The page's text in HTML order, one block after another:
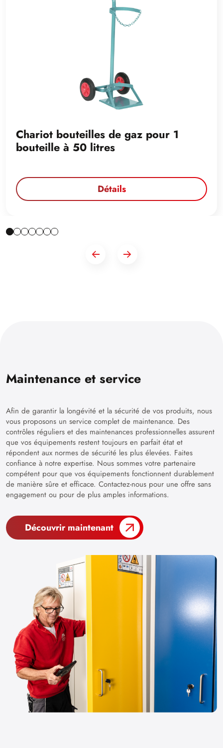
Chariot bouteilles de gaz pour 1
bouteille à 50 litres
Détails
Maintenance et service
Afin de garantir la longévité et la sécurité de vos produits, nous
vous proposons un service complet de maintenance. Des
contrôles réguliers et des maintenances professionnelles assurent
que vos équipements restent toujours en parfait état et
répondent aux normes de sécurité les plus élevées. Faites
confiance à notre expertise. Nous sommes votre partenaire
compétent pour que vos équipements fonctionnent durablement
de manière sûre et efficace. Contactez-nous pour une offre sans
engagement ou pour de plus amples informations.
Découvrir maintenant